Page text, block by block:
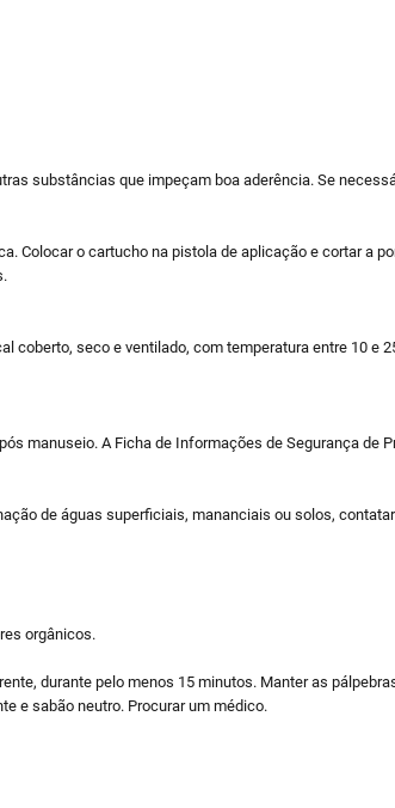
substâncias que impeçam boa aderência. Se
Colocar o cartucho na pistola de aplicação e cortar a
coberto, seco e ventilado, com temperatura entre 10
manuseio. A Ficha de Informações de Segurança
de águas superficiais, mananciais ou solos,
orgânicos.
durante pelo menos 15 minutos. Manter as
e sabão neutro. Procurar um médico.